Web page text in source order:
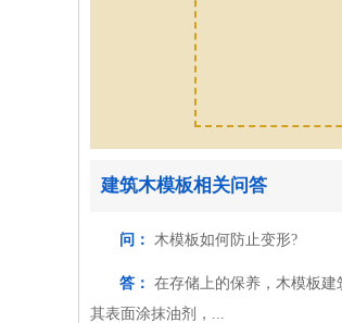
建筑木模板相关问答
问： 木模板如何防止变形?
答： 在存储上的保养，木模板
其表面涂抹油剂，...